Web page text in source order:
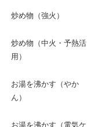
炒め物（強火）
炒め物（中火・予熱活
用）
お湯を沸かす（やか
ん）
お湯を沸かす（電気ケ